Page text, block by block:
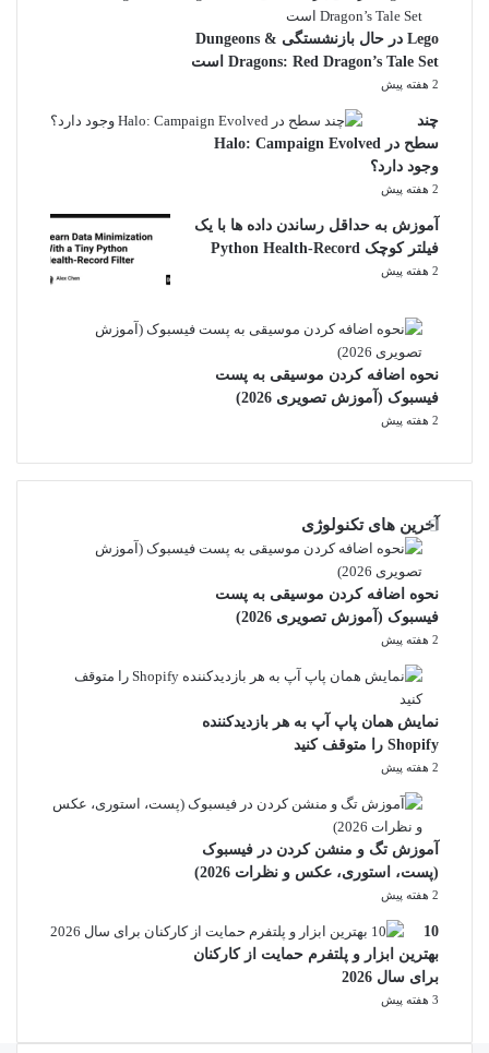
Lego در حال بازنشستگی Dungeons &
Dragons: Red Dragon’s Tale Set است
2 هفته پیش
چند
سطح در Halo: Campaign Evolved
وجود دارد؟
2 هفته پیش
آموزش به حداقل رساندن داده ها با یک
فیلتر کوچک Python Health-Record
2 هفته پیش
نحوه اضافه کردن موسیقی به پست
فیسبوک (آموزش تصویری 2026)
2 هفته پیش
آخرین های تکنولوژی
نحوه اضافه کردن موسیقی به پست
فیسبوک (آموزش تصویری 2026)
2 هفته پیش
نمایش همان پاپ آپ به هر بازدیدکننده
Shopify را متوقف کنید
2 هفته پیش
آموزش تگ و منشن کردن در فیسبوک
(پست، استوری، عکس و نظرات 2026)
2 هفته پیش
10
بهترین ابزار و پلتفرم حمایت از کارکنان
برای سال 2026
3 هفته پیش